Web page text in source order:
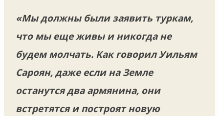
«Мы должны были заявить туркам,
что мы еще живы и никогда не
будем молчать. Как говорил Уильям
Сароян, даже если на Земле
останутся два армянина, они
встретятся и построят новую